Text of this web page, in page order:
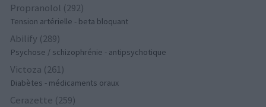
Propranolol (292)
Tension artérielle - beta bloquant
Abilify (289)
Psychose / schizophrénie - antipsychotique
Victoza (261)
Diabètes - médicaments oraux
Cerazette (259)